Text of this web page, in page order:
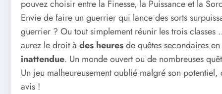
pouvez choisir entre la Finesse, la Puissance et la
Envie de faire un guerrier qui lance des sorts
guerrier ? Ou tout simplement réunir les trois classes
aurez le droit à des heuresde quêtes secondaires en
inattendue. Un monde ouvert ou de nombreuses
Un jeu malheureusement oublié malgré son
avis !